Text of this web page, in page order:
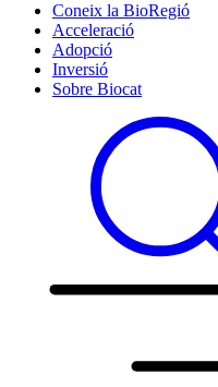
Coneix la BioRegió
Acceleració
Adopció
Inversió
Sobre Biocat